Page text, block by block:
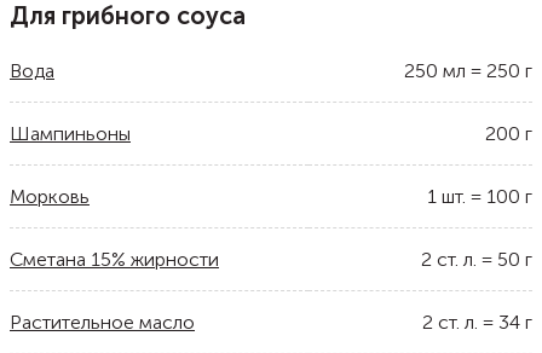
Для грибного соуса
Вода 250 мл = 250 г
Шампиньоны 200 г
Морковь 1 шт. = 100 г
Сметана 15% жирности 2 ст. л. = 50 г
Растительное масло 2 ст. л. = 34 г